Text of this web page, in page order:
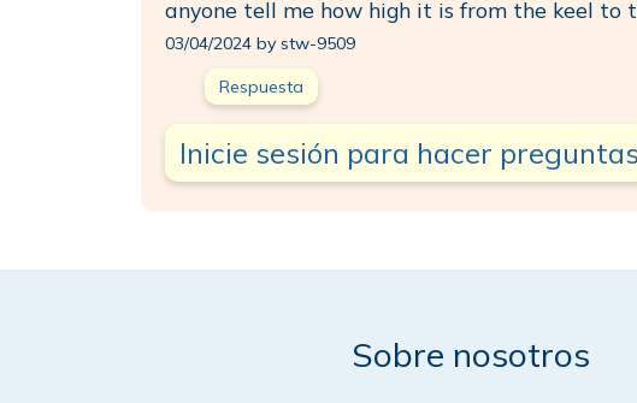
anyone tell me how high it is from the keel to
03/04/2024 by stw-9509
Respuesta
Inicie sesión para hacer preguntas
Sobre nosotros